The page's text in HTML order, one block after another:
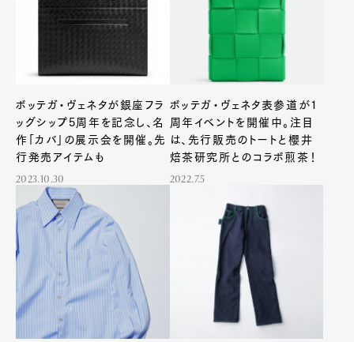
ボッテガ・ヴェネタが銀座フラ
ッグシップ5周年を記念し、名
作「カバ」の展示会を開催。先
行発売アイテムも
2023.10.30
ボッテガ・ヴェネタ表参道が1
周年イベントを開催中。注目
は、先行販売のトートと櫻井
焙茶研究所とのコラボ煎茶！
2022.7.5